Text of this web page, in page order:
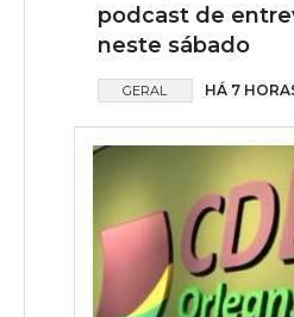
podcast de
neste sábado
GERAL HÁ 7